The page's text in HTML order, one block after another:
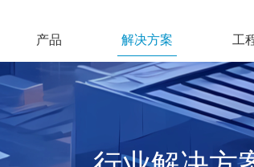
产品 解决方案 工